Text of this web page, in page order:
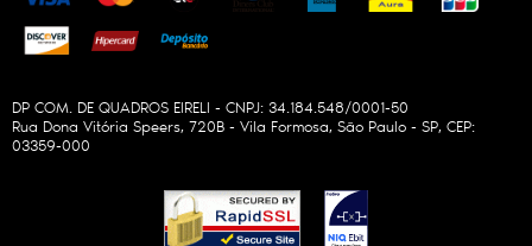
DP COM. DE QUADROS EIRELI - CNPJ: 34.184.548/0001-50
Rua Dona Vitória Speers, 720B - Vila Formosa, São Paulo - SP, CEP:
03359-000